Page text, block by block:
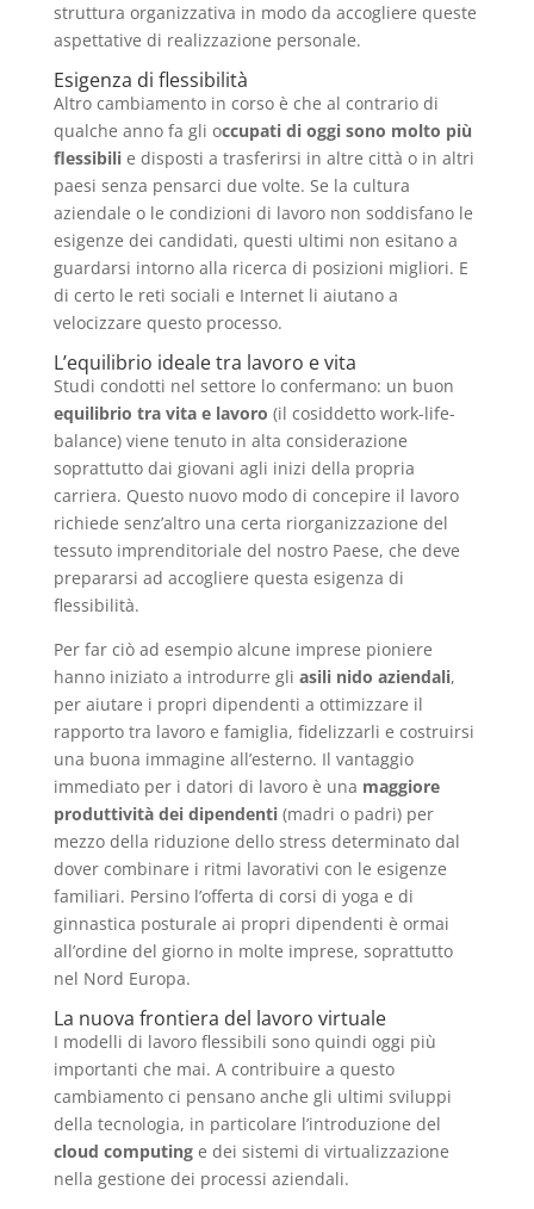
struttura organizzativa in modo da accogliere queste
aspettative di realizzazione personale.
Esigenza di flessibilità
Altro cambiamento in corso è che al contrario di
qualche anno fa gli occupati di oggi sono molto più
flessibili e disposti a trasferirsi in altre città o in altri
paesi senza pensarci due volte. Se la cultura
aziendale o le condizioni di lavoro non soddisfano le
esigenze dei candidati, questi ultimi non esitano a
guardarsi intorno alla ricerca di posizioni migliori. E
di certo le reti sociali e Internet li aiutano a
velocizzare questo processo.
L’equilibrio ideale tra lavoro e vita
Studi condotti nel settore lo confermano: un buon
equilibrio tra vita e lavoro (il cosiddetto work-life-
balance) viene tenuto in alta considerazione
soprattutto dai giovani agli inizi della propria
carriera. Questo nuovo modo di concepire il lavoro
richiede senz’altro una certa riorganizzazione del
tessuto imprenditoriale del nostro Paese, che deve
prepararsi ad accogliere questa esigenza di
flessibilità.
Per far ciò ad esempio alcune imprese pioniere
hanno iniziato a introdurre gli asili nido aziendali,
per aiutare i propri dipendenti a ottimizzare il
rapporto tra lavoro e famiglia, fidelizzarli e costruirsi
una buona immagine all’esterno. Il vantaggio
immediato per i datori di lavoro è una maggiore
produttività dei dipendenti(madri o padri) per
mezzo della riduzione dello stress determinato dal
dover combinare i ritmi lavorativi con le esigenze
familiari. Persino l’offerta di corsi di yoga e di
ginnastica posturale ai propri dipendenti è ormai
all’ordine del giorno in molte imprese, soprattutto
nel Nord Europa.
La nuova frontiera del lavoro virtuale
I modelli di lavoro flessibili sono quindi oggi più
importanti che mai. A contribuire a questo
cambiamento ci pensano anche gli ultimi sviluppi
della tecnologia, in particolare l’introduzione del
cloud computinge dei sistemi di virtualizzazione
nella gestione dei processi aziendali.